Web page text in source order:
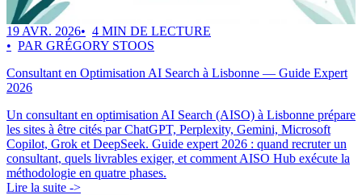
19 AVR. 2026
4 MIN DE LECTURE
PAR GRÉGORY STOOS
Consultant en Optimisation AI Search à Lisbonne — Guide Expert
2026
Un consultant en optimisation AI Search (AISO) à Lisbonne prépare
les sites à être cités par ChatGPT, Perplexity, Gemini, Microsoft
Copilot, Grok et DeepSeek. Guide expert 2026 : quand recruter un
consultant, quels livrables exiger, et comment AISO Hub exécute la
méthodologie en quatre phases.
Lire la suite ->